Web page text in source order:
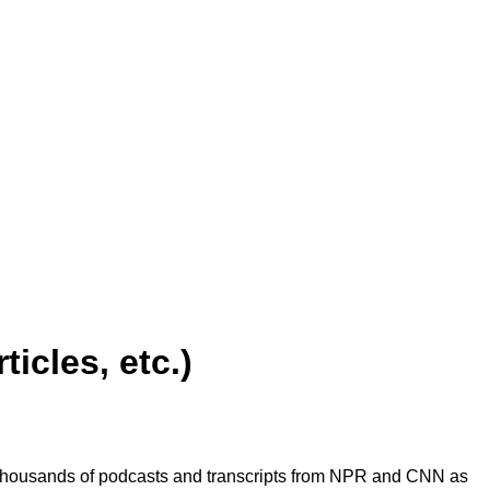
etc.)
of podcasts and transcripts from NPR and CNN as